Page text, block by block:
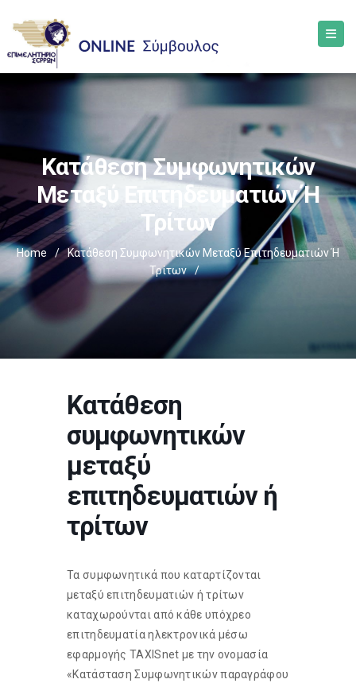
Κατάθεση Συμφωνητικών
Μεταξύ Επιτηδευματιών Ή
Τρίτων
Home /
Κατάθεση Συμφωνητικών Μεταξύ Επιτηδευματιών Ή
Τρίτων
/
Κατάθεση
συμφωνητικών
μεταξύ
επιτηδευματιών ή
τρίτων
Τα συμφωνητικά που καταρτίζονται
μεταξύ επιτηδευματιών ή τρίτων
καταχωρούνται από κάθε υπόχρεο
επιτηδευματία ηλεκτρονικά μέσω
εφαρμογής TAXISnet με την ονομασία
«Κατάσταση Συμφωνητικών παραγράφου